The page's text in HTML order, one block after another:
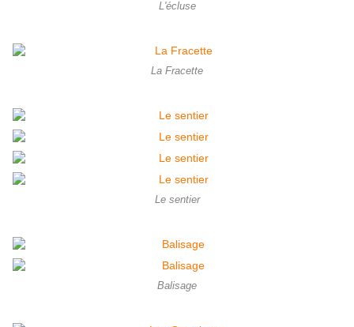
L'écluse
La Fracette
Le sentier
Balisage